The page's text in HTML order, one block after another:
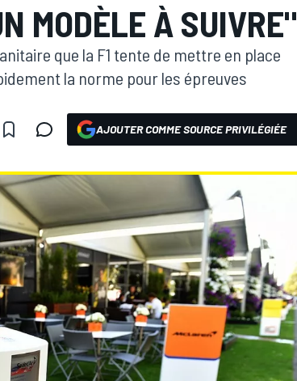
MODÈLE À SUIVRE"
que la F1 tente de mettre en place
la norme pour les épreuves
AJOUTER COMME SOURCE PRIVILÉGIÉE